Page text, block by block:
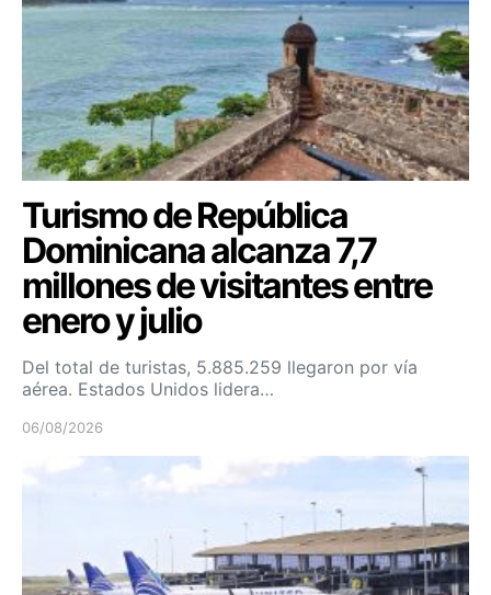
Turismo de República
Dominicana alcanza 7,7
millones de visitantes entre
enero y julio
Del total de turistas, 5.885.259 llegaron por vía
aérea. Estados Unidos lidera…
06/08/2026